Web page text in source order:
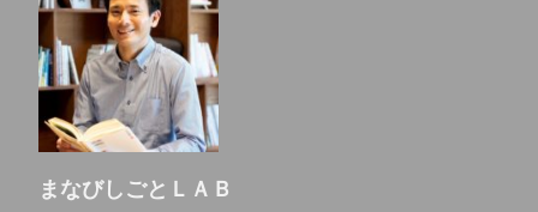
まなびしごとＬＡＢ